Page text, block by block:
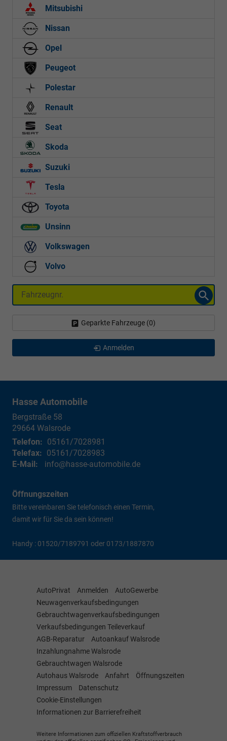
Mitsubishi
Nissan
Opel
Peugeot
Polestar
Renault
Seat
Skoda
Suzuki
Tesla
Toyota
Unsinn
Volkswagen
Volvo
Fahrzeugnr.
Geparkte Fahrzeuge (0)
Anmelden
Hasse Automobile
Bergstraße 58
29664 Walsrode
Telefon: 05161/7028981
Telefax: 05161/7028983
E-Mail:
info@hasse-automobile.de
Öffnungszeiten
Bitte vereinbaren Sie telefonisch einen Termin,
damit wir für Sie da sein können!
Handy : 01520/7189791 oder 0173/1887870
AutoPrivat Anmelden
AutoGewerbe
Neuwagenverkaufsbedingungen
Gebrauchtwagenverkaufsbedingungen
Verkaufsbedingungen Teileverkauf
AGB-Reparatur
Autoankauf Walsrode
Inzahlungnahme Walsrode
Gebrauchtwagen Walsrode
Autohaus Walsrode
Anfahrt
Öffnungszeiten
Impressum
Datenschutz
Cookie-Einstellungen
Informationen zur Barrierefreiheit
Weitere Informationen zum offiziellen Kraftstoffverbrauch